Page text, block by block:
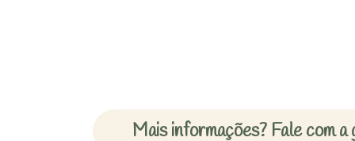
Mais informações? Fale com a